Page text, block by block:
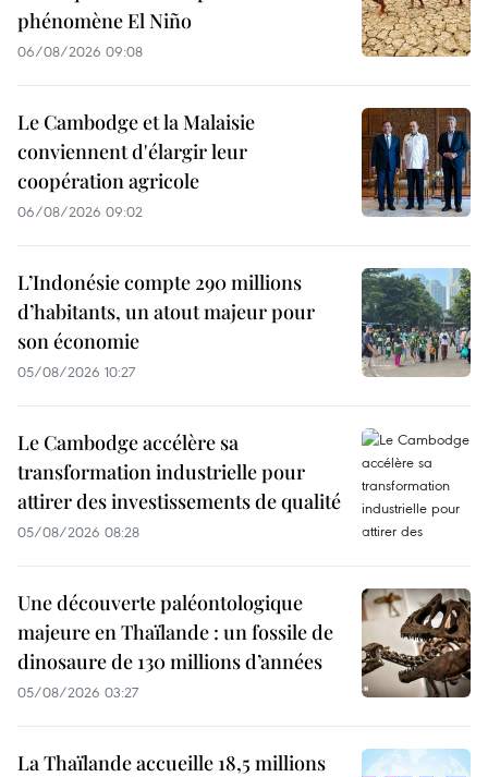
phénomène El Niño
06/08/2026 09:08
Le Cambodge et la Malaisie
conviennent d'élargir leur
coopération agricole
06/08/2026 09:02
L’Indonésie compte 290 millions
d’habitants, un atout majeur pour
son économie
05/08/2026 10:27
Le Cambodge accélère sa
transformation industrielle pour
attirer des investissements de qualité
05/08/2026 08:28
Une découverte paléontologique
majeure en Thaïlande : un fossile de
dinosaure de 130 millions d’années
05/08/2026 03:27
La Thaïlande accueille 18,5 millions